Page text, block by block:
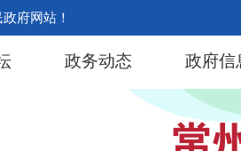
府网站！
政务动态 政府信